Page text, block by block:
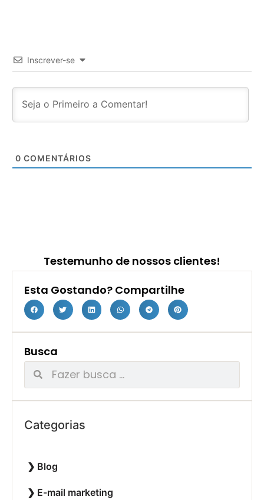
Inscrever-se
0 COMENTÁRIOS
Testemunho de nossos clientes!
Esta Gostando? Compartilhe
Busca
Categorias
Blog
E-mail marketing